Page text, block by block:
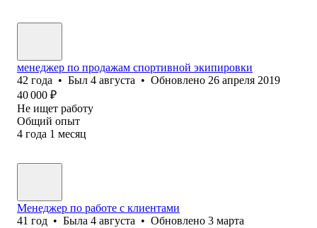
менеджер по продажам спортивной экипировки
42 года • Был 4 августа • Обновлено 26 апреля 2019
40 000 ₽
Не ищет работу
Общий опыт
4 года 1 месяц
Менеджер по работе с клиентами
41 год • Была 4 августа • Обновлено 3 марта